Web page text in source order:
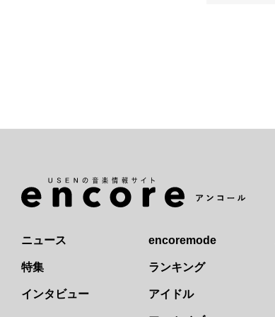
ニュース
特集
インタビュー
encoremode
ランキング
アイドル